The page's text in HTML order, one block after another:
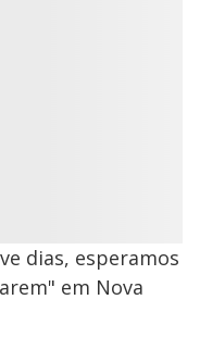
dias, esperamos
em Nova